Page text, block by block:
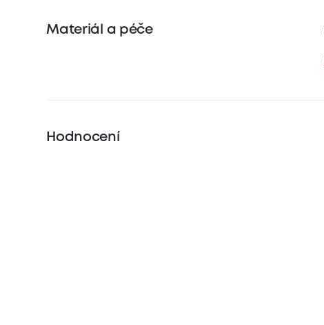
Materiál a péče
Hodnocení